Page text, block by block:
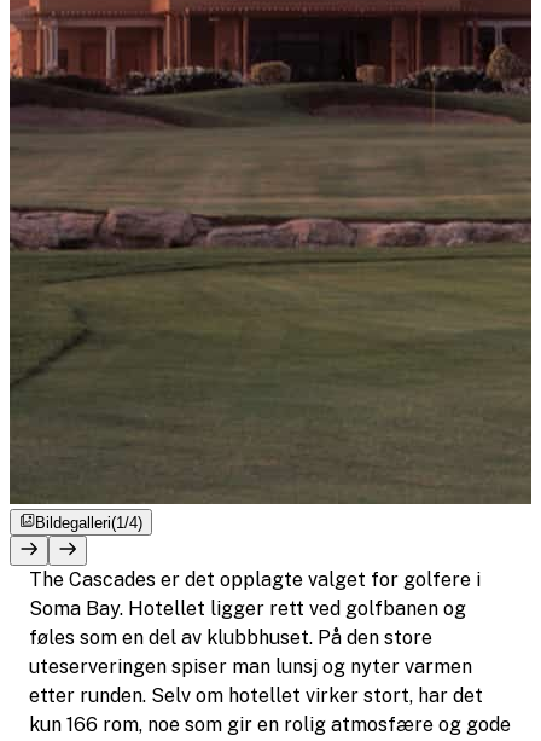
Bildegalleri(1/4)
The Cascades er det opplagte valget for golfere i
Soma Bay. Hotellet ligger rett ved golfbanen og
føles som en del av klubbhuset. På den store
uteserveringen spiser man lunsj og nyter varmen
etter runden. Selv om hotellet virker stort, har det
kun 166 rom, noe som gir en rolig atmosfære og gode